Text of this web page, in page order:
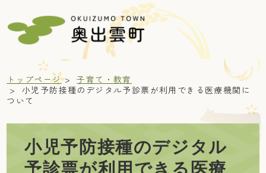
暮らし
トップページ
子育て・教育
小児予防接種のデジタル予診票が利用できる医療機関に
ついて
小児予防接種のデジタル
予診票が利用できる医療